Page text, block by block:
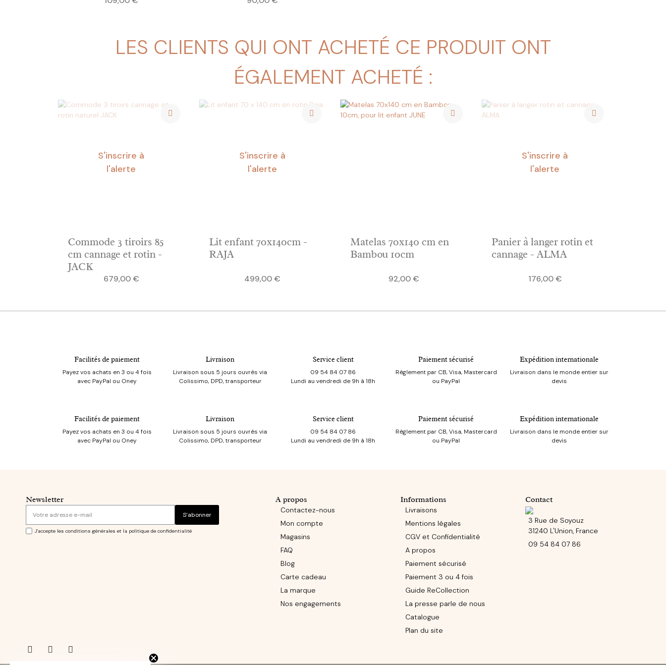
LES CLIENTS QUI ONT ACHETÉ CE PRODUIT ONT
ÉGALEMENT ACHETÉ :
S'inscrire à
l'alerte
Commode 3 tiroirs 85
cm cannage et rotin -
JACK
Prix
679,00 €
S'inscrire à
l'alerte
Lit enfant 70x140cm -
RAJA
Prix
499,00 €
Matelas 70x140 cm en
Bambou 10cm
Prix
92,00 €
S'inscrire à
l'alerte
Panier à langer rotin et
cannage - ALMA
Prix
176,00 €
Facilités de paiement
Payez vos achats en 3 ou 4 fois
avec PayPal ou Oney
Livraison
Livraison sous 5 jours ouvrés via
Colissimo, DPD, transporteur
Service client
09 54 84 07 86
Lundi au vendredi de 9h à 18h
Paiement sécurisé
Règlement par CB, Visa, Mastercard
ou PayPal
Expédition internationale
Livraison dans le monde entier sur
devis
Facilités de paiement
Payez vos achats en 3 ou 4 fois
avec PayPal ou Oney
Livraison
Livraison sous 5 jours ouvrés via
Colissimo, DPD, transporteur
Service client
09 54 84 07 86
Lundi au vendredi de 9h à 18h
Paiement sécurisé
Règlement par CB, Visa, Mastercard
ou PayPal
Expédition internationale
Livraison dans le monde entier sur
devis
Newsletter
S’abonner
J'accepte les conditions générales et la politique de confidentialité
A propos
Contactez-nous
Mon compte
Magasins
FAQ
Blog
Carte cadeau
La marque
Nos engagements
Informations
Livraisons
Mentions légales
CGV et Confidentialité
A propos
Paiement sécurisé
Paiement 3 ou 4 fois
Guide ReCollection
La presse parle de nous
Catalogue
Plan du site
Contact
3 Rue de Soyouz
31240 L'Union, France
09 54 84 07 86